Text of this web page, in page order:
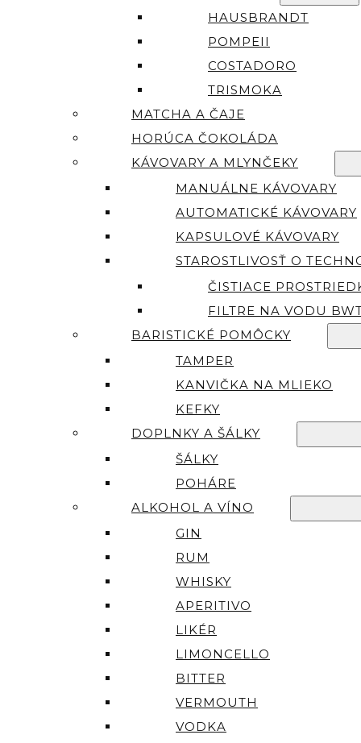
HAUSBRANDT
POMPEII
COSTADORO
TRISMOKA
MATCHA A ČAJE
HORÚCA ČOKOLÁDA
KÁVOVARY A MLYNČEKY
MANUÁLNE KÁVOVARY
AUTOMATICKÉ KÁVOVARY
KAPSULOVÉ KÁVOVARY
STAROSTLIVOSŤ O
ČISTIACE
FILTRE NA VODU
BARISTICKÉ POMÔCKY
TAMPER
KANVIČKA NA MLIEKO
KEFKY
DOPLNKY A ŠÁLKY
ŠÁLKY
POHÁRE
ALKOHOL A VÍNO
GIN
RUM
WHISKY
APERITIVO
LIKÉR
LIMONCELLO
BITTER
VERMOUTH
VODKA